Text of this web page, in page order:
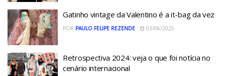
Gatinho vintage da Valentino é a it-bag da vez
POR PAULO FELIPE REZENDE 03/06/2025
Retrospectiva 2024: veja o que foi notícia no
cenário internacional